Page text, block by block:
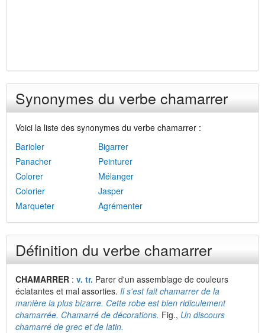
Synonymes du verbe chamarrer
Voici la liste des synonymes du verbe chamarrer :
Barioler
Bigarrer
Panacher
Peinturer
Colorer
Mélanger
Colorier
Jasper
Marqueter
Agrémenter
Définition du verbe chamarrer
CHAMARRER : v. tr. Parer d'un assemblage de couleurs
éclatantes et mal assorties. Il s'est fait chamarrer de la
manière la plus bizarre. Cette robe est bien ridiculement
chamarrée. Chamarré de décorations. Fig., Un discours
chamarré de grec et de latin.